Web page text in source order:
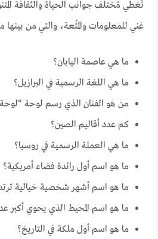
تُغطي مُختلف جوانب الحياة والثقافة
غني للمعلومات والمُتعة، والتي من بينها
ما هي عاصمة اليابان؟
ما هي اللغة الرسمية في البرازيل؟
من هو الفنان الذي رسم لوحة “لوحة
كم عدد أقاليم الصين؟
ما هي العملة الرسمية في روسيا؟
ما هو اسم أول رائدة فضاء أمريكية؟
ما هو اسم أشهر شخصية خيالية
ما هو اسم المحيط الذي يحوي أكبر
ما هو اسم أول ملكة في التاريخ؟